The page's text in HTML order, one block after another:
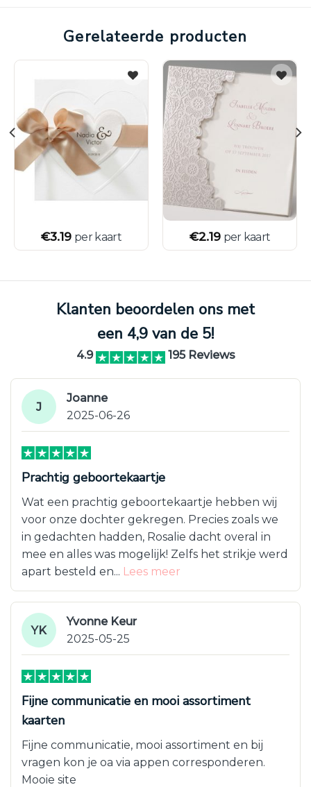
Gerelateerde producten
€3.19 per kaart €2.19 per kaart
Klanten beoordelen ons met
een 4,9 van de 5!
4.9 195 Reviews
J
Joanne
2025-06-26
Prachtig geboortekaartje
Wat een prachtig geboortekaartje hebben wij
voor onze dochter gekregen. Precies zoals we
in gedachten hadden, Rosalie dacht overal in
mee en alles was mogelijk! Zelfs het strikje werd
apart besteld en... Lees meer
YK
Yvonne Keur
2025-05-25
Fijne communicatie en mooi assortiment
kaarten
Fijne communicatie, mooi assortiment en bij
vragen kon je oa via appen corresponderen.
Mooie site